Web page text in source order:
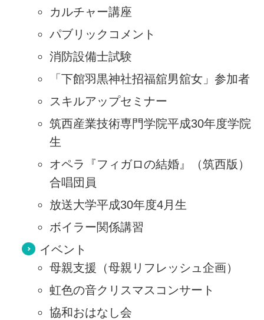
カルチャー講座
パブリックコメント
消防設備士試験
「下館羽黒神社招福舘男舘女」参加者
スキルアップセミナー
筑西産業技術専門学院平成30年度学院
生
オペラ『フィガロの結婚』（筑西版）
合唱団員
放送大学平成30年度4月生
ボイラー関係講習
イベント
母親支援（母親リフレッシュ企画）
虹色の音クリスマスコンサート
協和おはなし会